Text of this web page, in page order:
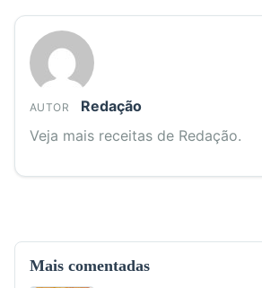
AUTOR
Redação
Veja mais receitas de Redação.
Mais comentadas